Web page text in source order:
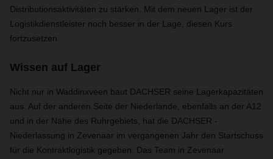
Distributionsaktivitäten zu stärken. Mit dem neuen Lager ist der
Logistikdienstleister noch besser in der Lage, diesen Kurs
fortzusetzen.
Wissen auf Lager
Nicht nur in Waddinxveen baut DACHSER seine Lagerkapazitäten
aus. Auf der anderen Seite der Niederlande, ebenfalls an der A12
und in der Nähe des Ruhrgebiets, hat die DACHSER -
Niederlassung in Zevenaar im vergangenen Jahr den Startschuss
für die Kontraktlogistik gegeben. Das Team in Zevenaar